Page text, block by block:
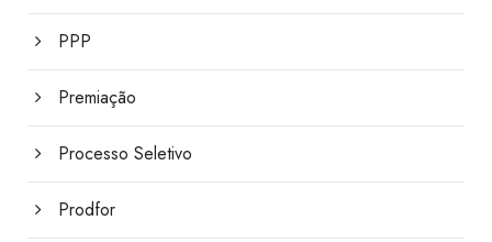
PPP
Premiação
Processo Seletivo
Prodfor